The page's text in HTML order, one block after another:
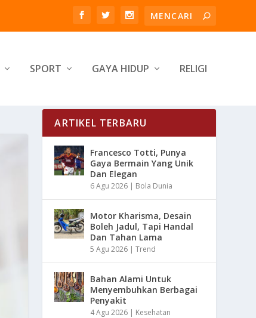
SPORT GAYA HIDUP RELIGI
ARTIKEL TERBARU
Francesco Totti, Punya
Gaya Bermain Yang Unik
Dan Elegan
6 Agu 2026 | Bola Dunia
Motor Kharisma, Desain
Boleh Jadul, Tapi Handal
Dan Tahan Lama
5 Agu 2026 |Trend
Bahan Alami Untuk
Menyembuhkan Berbagai
Penyakit
4 Agu 2026 | Kesehatan